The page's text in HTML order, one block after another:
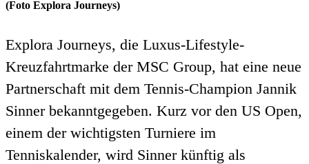
(Foto Explora Journeys)
Explora Journeys, die Luxus-Lifestyle-
Kreuzfahrtmarke der MSC Group, hat eine neue
Partnerschaft mit dem Tennis-Champion Jannik
Sinner bekanntgegeben. Kurz vor den US Open,
einem der wichtigsten Turniere im
Tenniskalender, wird Sinner künftig als